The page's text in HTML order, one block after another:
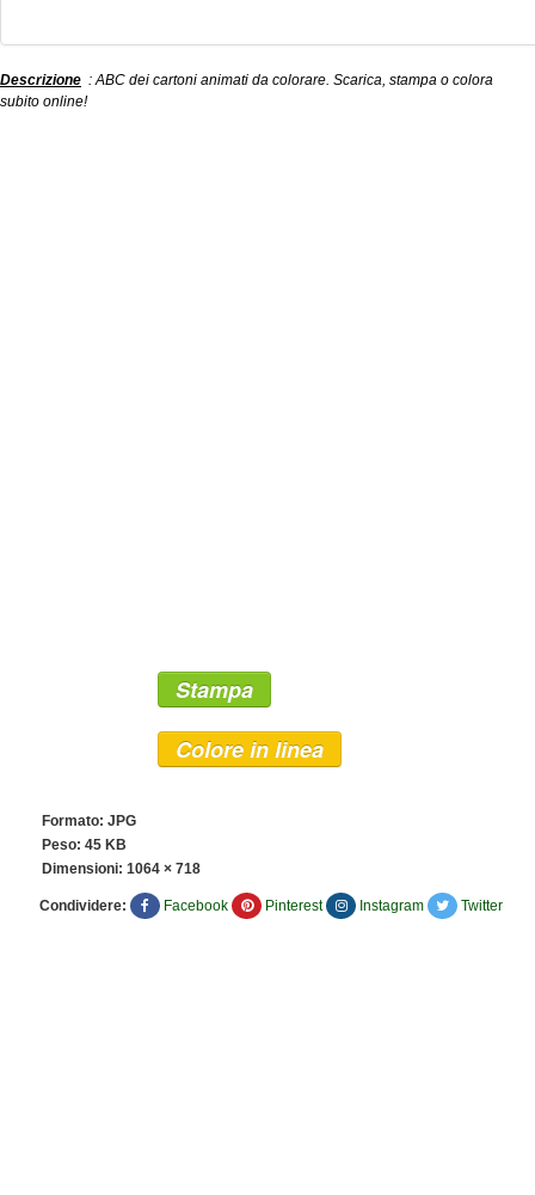
Descrizione : ABC dei cartoni animati da colorare. Scarica, stampa o colora
subito online!
Stampa
Colore in linea
Formato: JPG
Peso: 45 KB
Dimensioni: 1064 × 718
Condividere: Facebook Pinterest Instagram Twitter